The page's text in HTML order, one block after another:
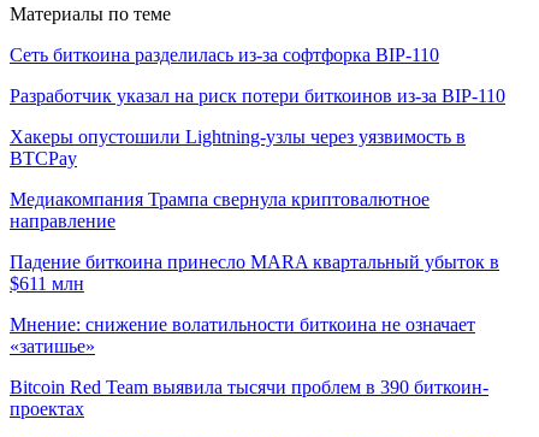
Материалы по теме
Сеть биткоина разделилась из-за софтфорка BIP-110
Разработчик указал на риск потери биткоинов из-за BIP-110
Хакеры опустошили Lightning-узлы через уязвимость в
BTCPay
Медиакомпания Трампа свернула криптовалютное
направление
Падение биткоина принесло MARA квартальный убыток в
$611 млн
Мнение: снижение волатильности биткоина не означает
«затишье»
Bitcoin Red Team выявила тысячи проблем в 390 биткоин-
проектах